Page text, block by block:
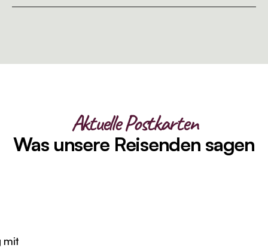
Aktuelle Postkarten
Was unsere Reisenden sagen